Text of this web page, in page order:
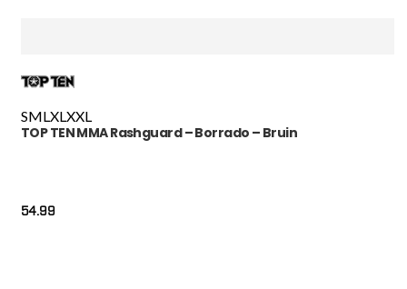
SML XL XXL
TOP TEN MMA Rashguard – Borrado – Bruin
54.99